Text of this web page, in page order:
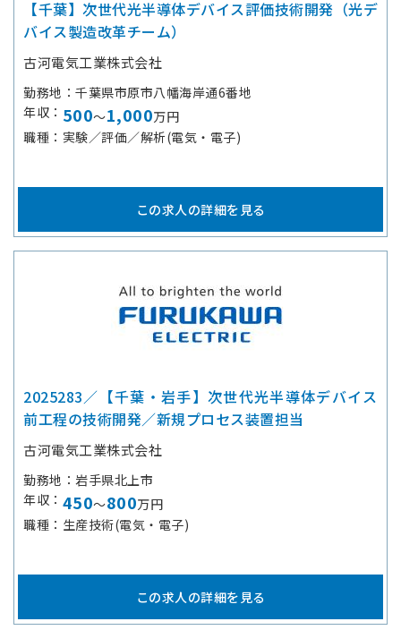
【千葉】次世代光半導体デバイス評価技術開発（光デ
バイス製造改革チーム）
古河電気工業株式会社
勤務地
千葉県市原市八幡海岸通6番地
年収
500～1,000万円
職種
実験／評価／解析(電気・電子)
この求人の詳細を見る
2025283／【千葉・岩手】次世代光半導体デバイス
前工程の技術開発／新規プロセス装置担当
古河電気工業株式会社
勤務地
岩手県北上市
年収
450～800万円
職種
生産技術(電気・電子)
この求人の詳細を見る